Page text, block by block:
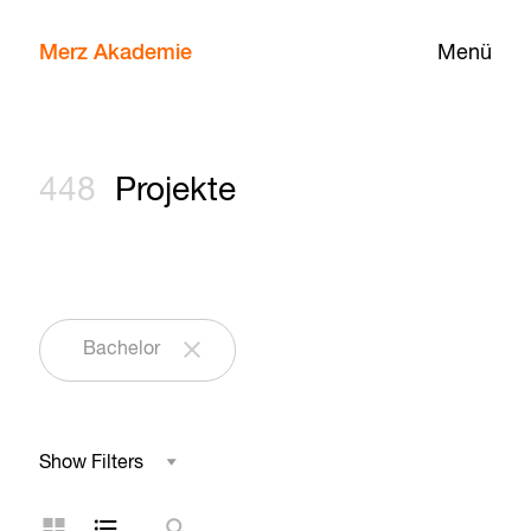
Menü
Merz Akademie
448 Projekte
Bachelor
Show Filters